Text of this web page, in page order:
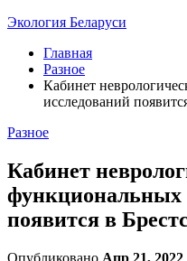
Экология Беларуси
Главная
Разное
Кабинет
исследований
Разное
Кабинет
функциональных
появится в
Опубликовано Апр 21, 2022